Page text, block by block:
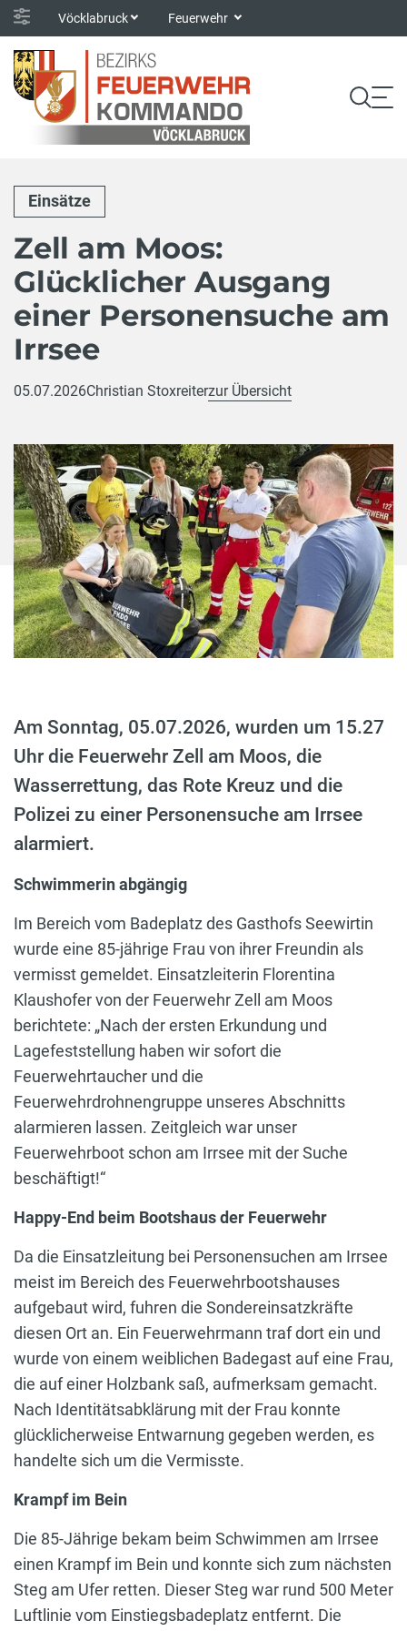
Vöcklabruck Feuerwehr
Einsätze
Zell am Moos:
Glücklicher Ausgang
einer Personensuche am
Irrsee
05.07.2026Christian Stoxreiterzur Übersicht
Am Sonntag, 05.07.2026, wurden um 15.27
Uhr die Feuerwehr Zell am Moos, die
Wasserrettung, das Rote Kreuz und die
Polizei zu einer Personensuche am Irrsee
alarmiert.
Schwimmerin abgängig
Im Bereich vom Badeplatz des Gasthofs Seewirtin
wurde eine 85-jährige Frau von ihrer Freundin als
vermisst gemeldet. Einsatzleiterin Florentina
Klaushofer von der Feuerwehr Zell am Moos
berichtete: „Nach der ersten Erkundung und
Lagefeststellung haben wir sofort die
Feuerwehrtaucher und die
Feuerwehrdrohnengruppe unseres Abschnitts
alarmieren lassen. Zeitgleich war unser
Feuerwehrboot schon am Irrsee mit der Suche
beschäftigt!“
Happy-End beim Bootshaus der Feuerwehr
Da die Einsatzleitung bei Personensuchen am Irrsee
meist im Bereich des Feuerwehrbootshauses
aufgebaut wird, fuhren die Sondereinsatzkräfte
diesen Ort an. Ein Feuerwehrmann traf dort ein und
wurde von einem weiblichen Badegast auf eine Frau,
die auf einer Holzbank saß, aufmerksam gemacht.
Nach Identitätsabklärung mit der Frau konnte
glücklicherweise Entwarnung gegeben werden, es
handelte sich um die Vermisste.
Krampf im Bein
Die 85-Jährige bekam beim Schwimmen am Irrsee
einen Krampf im Bein und konnte sich zum nächsten
Steg am Ufer retten. Dieser Steg war rund 500 Meter
Luftlinie vom Einstiegsbadeplatz entfernt. Die